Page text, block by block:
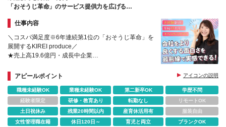
「おそうじ革命」のサービス提供力を広げる
仕事内容
＼コスパ満足度※6年連続第1位の「おそうじ革命」を
展開するKIREI produce／
★売上高19.6億円・成長中企業
★少数精鋭だから裁量が大きい
★業務改善に積極的な社風
アピールポイント アイコンの説明
職種未経験OK 業種未経験OK 第二新卒OK
学歴不問
経験者限定
研修・教育あり 転勤なし
リモートOK
土日祝休み
残業20時間以内 産育休活用有
服装自由
女性管理職在籍
休日120日～ 育児と両立
ブランクOK